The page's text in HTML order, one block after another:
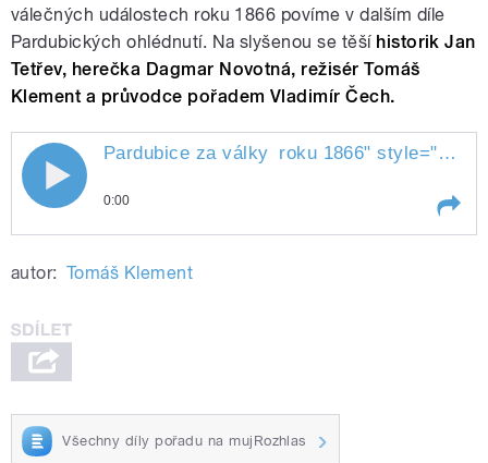
válečných událostech roku 1866 povíme v dalším díle
Pardubických ohlédnutí. Na slyšenou se těší historik Jan
Tetřev, herečka Dagmar Novotná, režisér Tomáš
Klement a průvodce pořadem Vladimír Čech.
Pardubice za války roku 1866
Pardubice za války roku 1866" style="">
0:00
autor: Tomáš Klement
Všechny díly pořadu na mujRozhlas